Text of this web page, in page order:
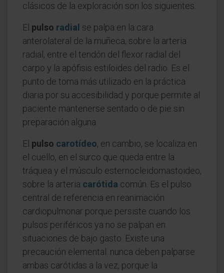
clásicos de la exploración son los siguientes.
El pulso radial se palpa en la cara
anterolateral de la muñeca, sobre la arteria
radial, entre el tendón del flexor radial del
carpo y la apófisis estiloides del radio. Es el
punto de toma más utilizado en la práctica
diaria por su accesibilidad y porque permite al
paciente mantenerse sentado o de pie sin
preparación alguna.
El pulso carotídeo, en cambio, se localiza en
el cuello, en el surco que queda entre la
tráquea y el músculo esternocleidomastoideo,
sobre la arteria carótida común. Es el pulso
central de referencia en reanimación
cardiopulmonar porque persiste cuando los
pulsos periféricos ya no se palpan en
situaciones de bajo gasto. Existe una
precaución elemental: nunca deben palparse
ambas carótidas a la vez, porque la